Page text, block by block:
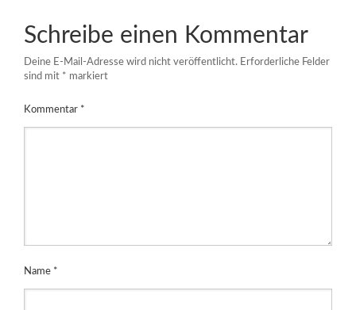
Schreibe einen Kommentar
Deine E-Mail-Adresse wird nicht veröffentlicht. Erforderliche Felder
sind mit * markiert
Kommentar *
Name *